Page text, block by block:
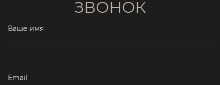
ЗВОНОК
Ваше имя
Email